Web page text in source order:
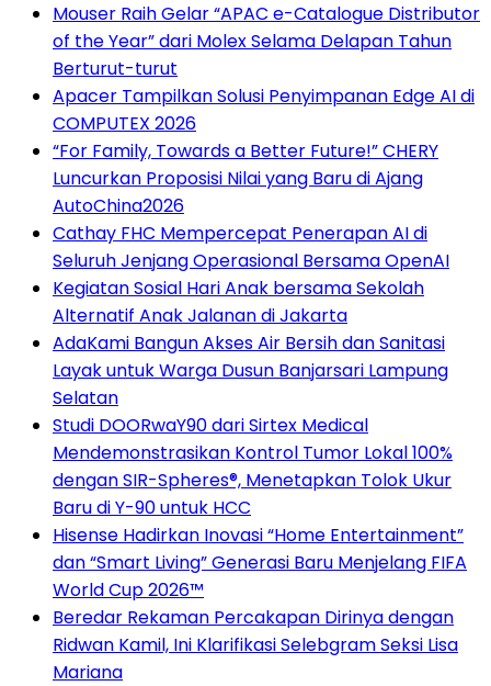
Mouser Raih Gelar “APAC e-Catalogue Distributor
of the Year” dari Molex Selama Delapan Tahun
Berturut-turut
Apacer Tampilkan Solusi Penyimpanan Edge AI di
COMPUTEX 2026
“For Family, Towards a Better Future!” CHERY
Luncurkan Proposisi Nilai yang Baru di Ajang
AutoChina2026
Cathay FHC Mempercepat Penerapan AI di
Seluruh Jenjang Operasional Bersama OpenAI
Kegiatan Sosial Hari Anak bersama Sekolah
Alternatif Anak Jalanan di Jakarta
AdaKami Bangun Akses Air Bersih dan Sanitasi
Layak untuk Warga Dusun Banjarsari Lampung
Selatan
Studi DOORwaY90 dari Sirtex Medical
Mendemonstrasikan Kontrol Tumor Lokal 100%
dengan SIR-Spheres®, Menetapkan Tolok Ukur
Baru di Y-90 untuk HCC
Hisense Hadirkan Inovasi “Home Entertainment”
dan “Smart Living” Generasi Baru Menjelang FIFA
World Cup 2026™
Beredar Rekaman Percakapan Dirinya dengan
Ridwan Kamil, Ini Klarifikasi Selebgram Seksi Lisa
Mariana